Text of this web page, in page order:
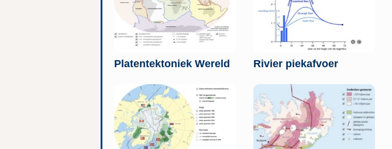
Platentektoniek Wereld Rivier piekafvoer